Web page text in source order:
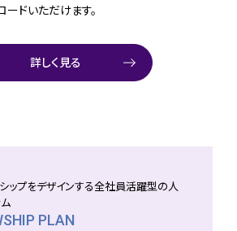
ードいただけます。
詳しく見る
ップをデザインする全社員活躍型の人
PLAN